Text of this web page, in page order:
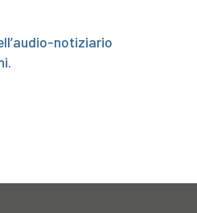
notiziario